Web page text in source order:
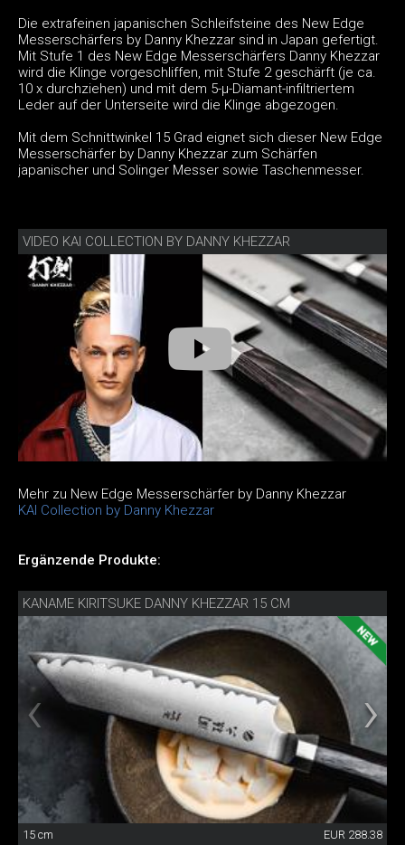
Die extrafeinen japanischen Schleifsteine des New Edge
Messerschärfers by Danny Khezzar sind in Japan gefertigt.
Mit Stufe 1 des New Edge Messerschärfers Danny Khezzar
wird die Klinge vorgeschliffen, mit Stufe 2 geschärft (je ca.
10 x durchziehen) und mit dem 5-μ-Diamant-infiltriertem
Leder auf der Unterseite wird die Klinge abgezogen.
Mit dem Schnittwinkel 15 Grad eignet sich dieser New Edge
Messerschärfer by Danny Khezzar zum Schärfen
japanischer und Solinger Messer sowie Taschenmesser.
VIDEO KAI COLLECTION BY DANNY KHEZZAR
Mehr zu New Edge Messerschärfer by Danny Khezzar
KAI Collection by Danny Khezzar
Ergänzende Produkte:
KANAME KIRITSUKE DANNY KHEZZAR 15 CM
15 cm EUR 288.38